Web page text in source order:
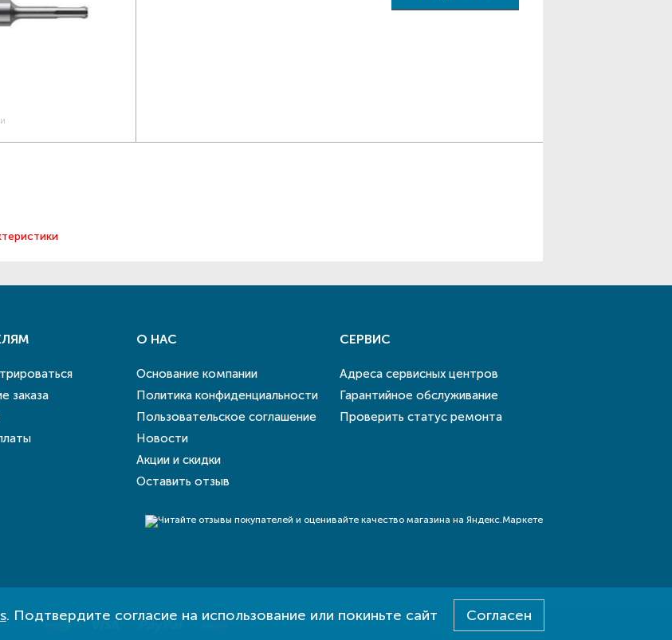
. Подтвердите согласие на использование или покиньте сайт Согласен
заказа
О НАС
Основание компании
Политика конфиденциальности
Пользовательское соглашение
Новости
Акции и скидки
Оставить отзыв
СЕРВИС
Адреса сервисных центров
Гарантийное обслуживание
Проверить статус ремонта
Разработка - E-SYSTEM
Дизайн - DAB.CREATIVE